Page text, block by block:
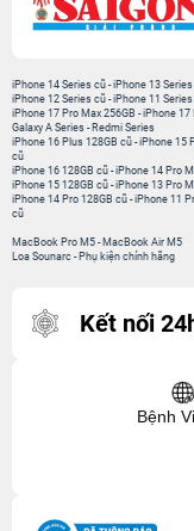
iPhone 14 Series cũ -iPhone 13
iPhone 12 Series cũ -iPhone 11
iPhone 17 Pro Max 256GB -iPhone 17
Galaxy A Series - Redmi Series
iPhone 16 Plus 128GB cũ -iPhone 15
cũ
iPhone 16 128GB cũ -iPhone 14 Pro
iPhone 15 128GB cũ -iPhone 13 Pro
iPhone 14 Pro 128GB cũ -iPhone 11
cũ
MacBook Pro M5 - MacBook Air M5
Loa Sounarc - Phụ kiện chính hãng
Kết nối
Bệnh